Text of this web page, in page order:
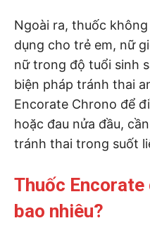
Ngoài ra, thuốc
dụng cho trẻ em, nữ
nữ trong độ tuổi sinh
biện pháp tránh thai
Encorate Chrono để
hoặc đau nửa đầu,
tránh thai trong suốt
Thuốc
bao nhiêu?